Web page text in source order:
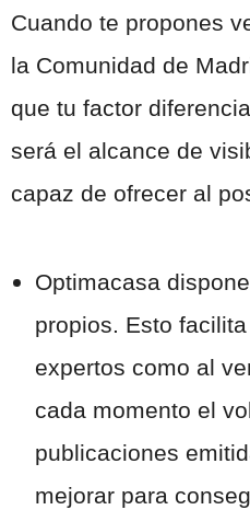
Cuando te propones
la Comunidad de
que tu factor
será el alcance de
capaz de ofrecer al
Optimacasa
propios. Esto
expertos como al
cada momento el
publicaciones
mejorar para